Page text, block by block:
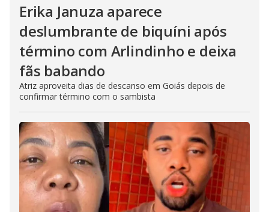
Erika Januza aparece
deslumbrante de biquíni após
término com Arlindinho e deixa
fãs babando
Atriz aproveita dias de descanso em Goiás depois de
confirmar término com o sambista